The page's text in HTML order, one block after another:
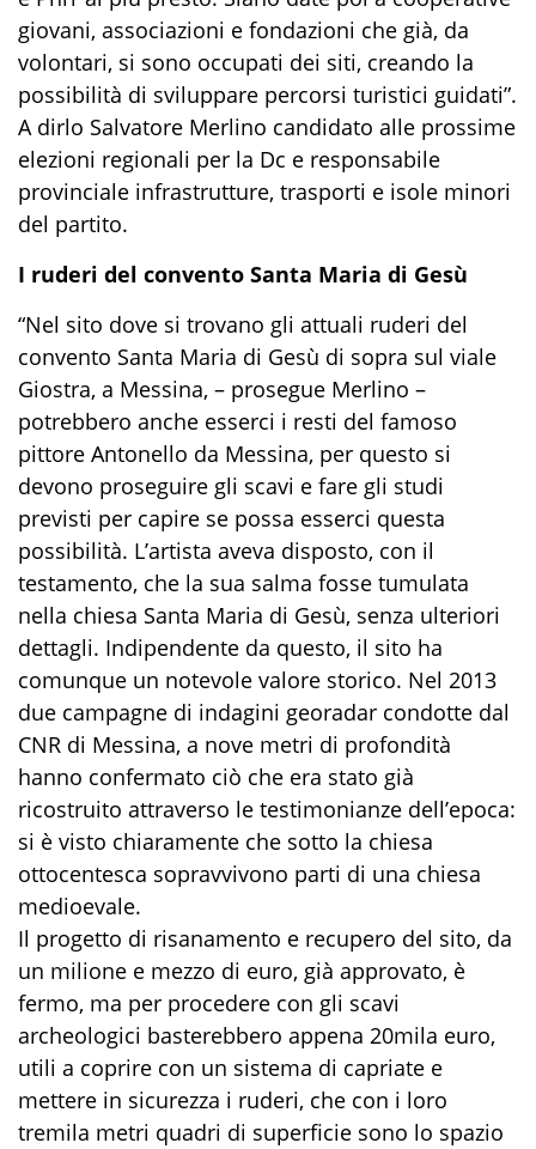
giovani, associazioni e fondazioni che già, da
volontari, si sono occupati dei siti, creando la
possibilità di sviluppare percorsi turistici guidati”.
A dirlo Salvatore Merlino candidato alle prossime
elezioni regionali per la Dc e responsabile
provinciale infrastrutture, trasporti e isole minori
del partito.
I ruderi del convento Santa Maria di Gesù
“Nel sito dove si trovano gli attuali ruderi del
convento Santa Maria di Gesù di sopra sul viale
Giostra, a Messina, – prosegue Merlino –
potrebbero anche esserci i resti del famoso
pittore Antonello da Messina, per questo si
devono proseguire gli scavi e fare gli studi
previsti per capire se possa esserci questa
possibilità. L’artista aveva disposto, con il
testamento, che la sua salma fosse tumulata
nella chiesa Santa Maria di Gesù, senza ulteriori
dettagli. Indipendente da questo, il sito ha
comunque un notevole valore storico. Nel 2013
due campagne di indagini georadar condotte dal
CNR di Messina, a nove metri di profondità
hanno confermato ciò che era stato già
ricostruito attraverso le testimonianze dell’epoca:
si è visto chiaramente che sotto la chiesa
ottocentesca sopravvivono parti di una chiesa
medioevale.
Il progetto di risanamento e recupero del sito, da
un milione e mezzo di euro, già approvato, è
fermo, ma per procedere con gli scavi
archeologici basterebbero appena 20mila euro,
utili a coprire con un sistema di capriate e
mettere in sicurezza i ruderi, che con i loro
tremila metri quadri di superficie sono lo spazio